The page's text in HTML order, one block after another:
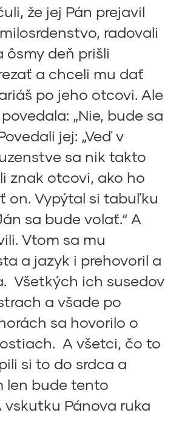
že jej Pán prejavil
radovali
ôsmy deň prišli
a chceli mu dať
po jeho otcovi. Ale
„Nie, bude sa
jej: „Veď v
sa nik takto
znak otcovi, ako ho
on. Vypýtal si tabuľku
sa bude volať.“ A
Vtom sa mu
a jazyk i prehovoril a
Všetkých ich susedov
a všade po
sa hovorilo o
A všetci, čo to
si to do srdca a
len bude tento
vskutku Pánova ruka